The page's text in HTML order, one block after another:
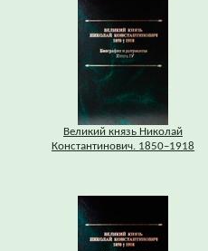
Великий князь Николай
Константинович. 1850–1918